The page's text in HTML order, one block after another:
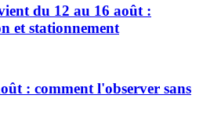
du 12 au 16 août :
et stationnement
: comment l'observer sans